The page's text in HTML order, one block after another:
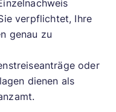
verpflichtet, Ihre
genau zu
oder
dienen als